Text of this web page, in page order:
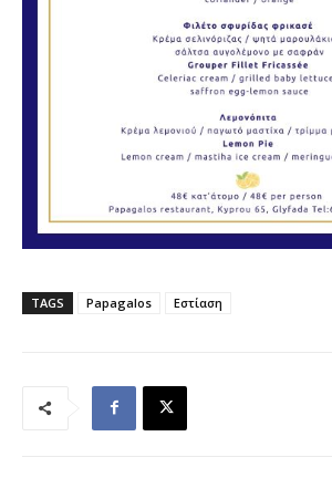
TAGS Papagalos Εστίαση